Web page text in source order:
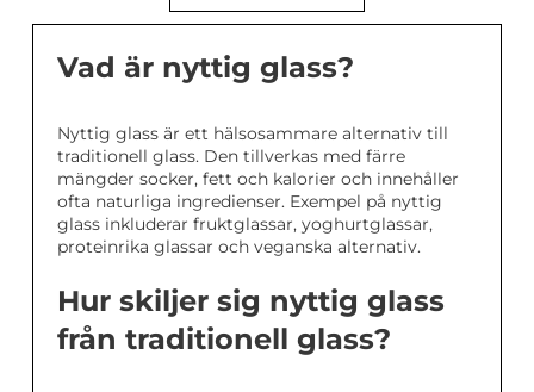
Vad är nyttig glass?
Nyttig glass är ett hälsosammare alternativ till
traditionell glass. Den tillverkas med färre
mängder socker, fett och kalorier och innehåller
ofta naturliga ingredienser. Exempel på nyttig
glass inkluderar fruktglassar, yoghurtglassar,
proteinrika glassar och veganska alternativ.
Hur skiljer sig nyttig glass
från traditionell glass?